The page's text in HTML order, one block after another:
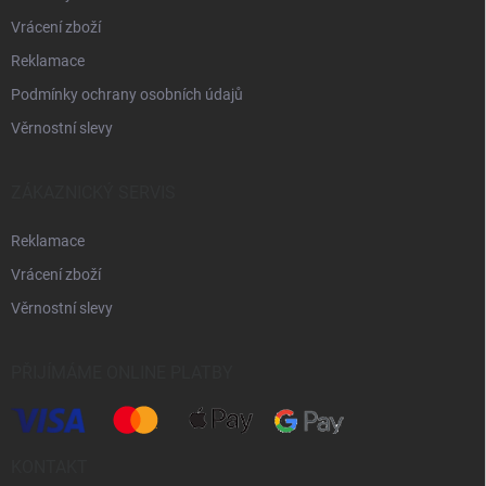
Vrácení zboží
Reklamace
Podmínky ochrany osobních údajů
Věrnostní slevy
Reklamace
Vrácení zboží
Věrnostní slevy